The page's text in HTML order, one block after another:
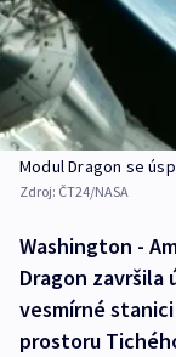
Modul Dragon se
Zdroj: ČT24/NASA
Washington -
Dragon završila
vesmírné
prostoru